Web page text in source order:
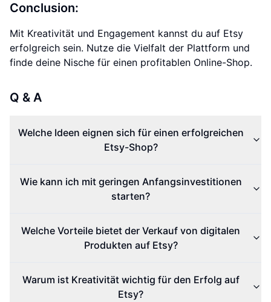
Conclusion:
Mit Kreativität und Engagement kannst du auf Etsy
erfolgreich sein. Nutze die Vielfalt der Plattform und
finde deine Nische für einen profitablen Online-Shop.
Q & A
Welche Ideen eignen sich für einen erfolgreichen
Etsy-Shop?
Wie kann ich mit geringen Anfangsinvestitionen
starten?
Welche Vorteile bietet der Verkauf von digitalen
Produkten auf Etsy?
Warum ist Kreativität wichtig für den Erfolg auf
Etsy?